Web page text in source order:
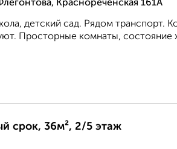
Краснореченская 161А
детский сад. Рядом транспорт.
Просторные комнаты,
срок, 36м², 2/5 этаж